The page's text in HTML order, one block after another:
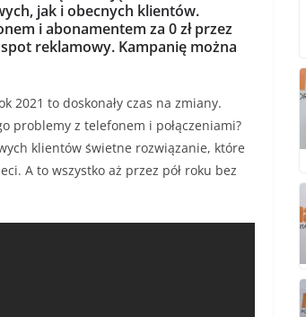
jak i obecnych klientów.
i abonamentem za 0 zł przez
reklamowy. Kampanię można
2021 to doskonały czas na zmiany.
problemy z telefonem i połączeniami?
klientów świetne rozwiązanie, które
A to wszystko aż przez pół roku bez